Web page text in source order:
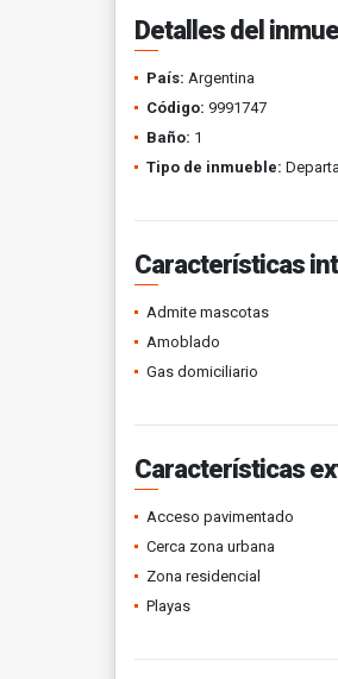
Detalles del
País: Argentina
Código: 9991747
Baño: 1
Tipo de inmueble:
Características
Admite mascotas
Amoblado
Gas domiciliario
Características
Acceso pavimentado
Cerca zona urbana
Zona residencial
Playas